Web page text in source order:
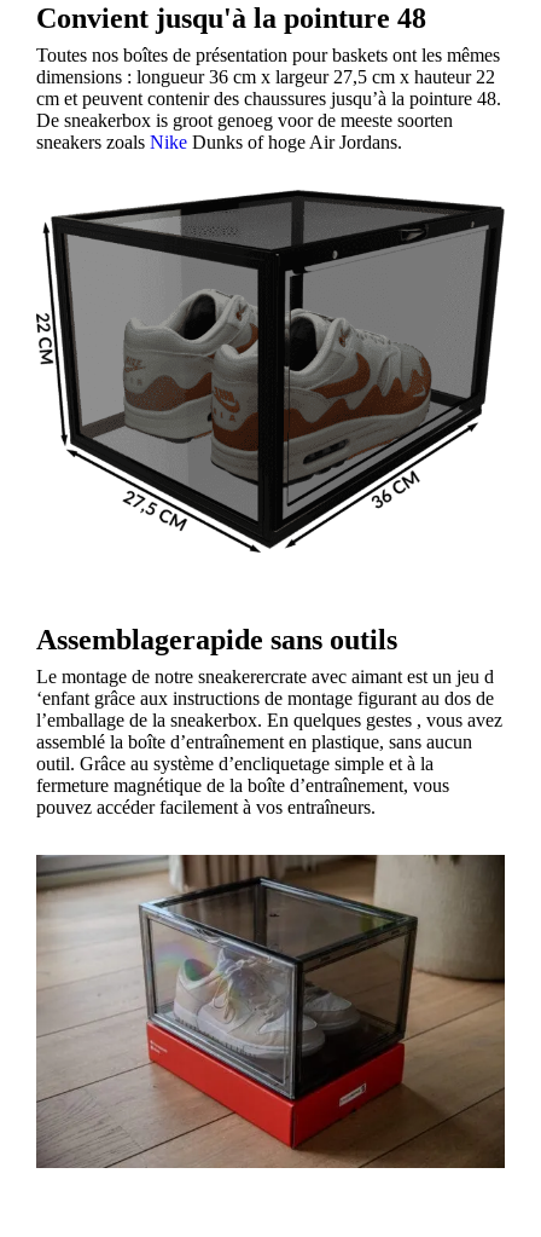
Convient jusqu'à la pointure 48
Toutes nos boîtes de présentation pour baskets ont les mêmes
dimensions : longueur 36 cm x largeur 27,5 cm x hauteur 22
cm et peuvent contenir des chaussures jusqu’à la pointure 48.
De sneakerbox is groot genoeg voor de meeste soorten
sneakers zoals Nike Dunks of hoge Air Jordans.
Assemblagerapide sans outils
Le montage de notre sneakerercrate avec aimant est un jeu d
‘enfant grâce aux instructions de montage figurant au dos de
l’emballage de la sneakerbox. En quelques gestes , vous avez
assemblé la boîte d’entraînement en plastique, sans aucun
outil. Grâce au système d’encliquetage simple et à la
fermeture magnétique de la boîte d’entraînement, vous
pouvez accéder facilement à vos entraîneurs.